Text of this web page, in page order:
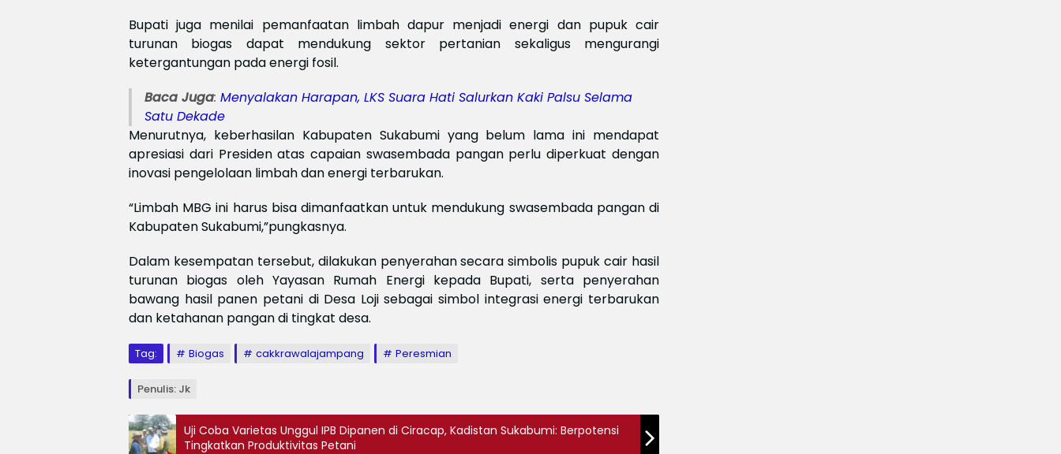
Bupati juga menilai pemanfaatan limbah dapur menjadi energi dan pupuk cair
turunan biogas dapat mendukung sektor pertanian sekaligus mengurangi
ketergantungan pada energi fosil.
Baca Juga: Menyalakan Harapan, LKS Suara Hati Salurkan Kaki Palsu Selama
Satu Dekade
Menurutnya, keberhasilan Kabupaten Sukabumi yang belum lama ini mendapat
apresiasi dari Presiden atas capaian swasembada pangan perlu diperkuat dengan
inovasi pengelolaan limbah dan energi terbarukan.
“Limbah MBG ini harus bisa dimanfaatkan untuk mendukung swasembada pangan di
Kabupaten Sukabumi,”pungkasnya.
Dalam kesempatan tersebut, dilakukan penyerahan secara simbolis pupuk cair hasil
turunan biogas oleh Yayasan Rumah Energi kepada Bupati, serta penyerahan
bawang hasil panen petani di Desa Loji sebagai simbol integrasi energi terbarukan
dan ketahanan pangan di tingkat desa.
Tag: Biogas cakkrawalajampang Peresmian
Penulis: Jk
Uji Coba Varietas Unggul IPB Dipanen di Ciracap, Kadistan Sukabumi: Berpotensi
Tingkatkan Produktivitas Petani